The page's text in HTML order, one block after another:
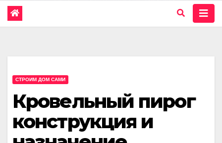
СТРОИМ ДОМ САМИ
Кровельный пирог
конструкция и